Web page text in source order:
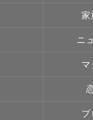
家
ニ
マ
プ